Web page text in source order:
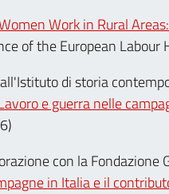
Work in Rural
of the European
di storia
e guerra nelle
con la
in Italia e il